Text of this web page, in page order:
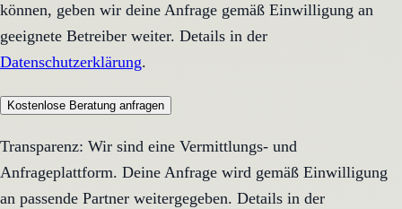
können, geben wir deine Anfrage gemäß Einwilligung an
geeignete Betreiber weiter. Details in der
Datenschutzerklärung.
Kostenlose Beratung anfragen
Transparenz: Wir sind eine Vermittlungs- und
Anfrageplattform. Deine Anfrage wird gemäß Einwilligung
an passende Partner weitergegeben. Details in der